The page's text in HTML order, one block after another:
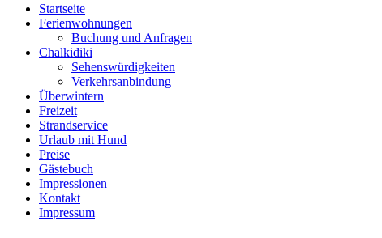
Startseite
Ferienwohnungen
Buchung und Anfragen
Chalkidiki
Sehenswürdigkeiten
Verkehrsanbindung
Überwintern
Freizeit
Strandservice
Urlaub mit Hund
Preise
Gästebuch
Impressionen
Kontakt
Impressum